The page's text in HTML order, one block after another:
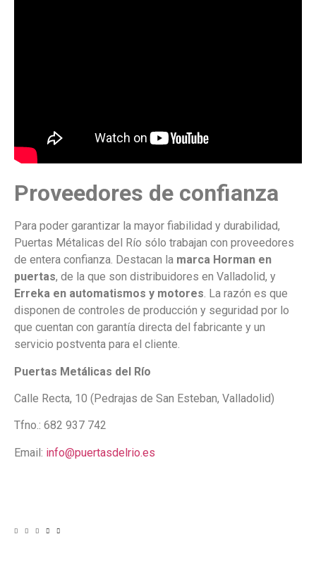
Proveedores de confianza
Para poder garantizar la mayor fiabilidad y durabilidad,
Puertas Métalicas del Río sólo trabajan con proveedores
de entera confianza. Destacan la marca Horman en
puertas, de la que son distribuidores en Valladolid, y
Erreka en automatismos y motores. La razón es que
disponen de controles de producción y seguridad por lo
que cuentan con garantía directa del fabricante y un
servicio postventa para el cliente.
Puertas Metálicas del Río
Calle Recta, 10 (Pedrajas de San Esteban, Valladolid)
Tfno.: 682 937 742
Email: info@puertasdelrio.es